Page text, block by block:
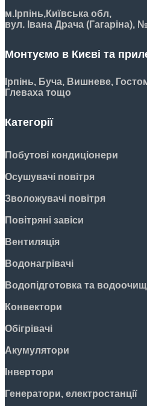
м.Ірпінь,Київська обл,
вул. Івана Драча (Гагаріна),
Монтуємо в Києві та
Ірпінь, Буча, Вишневе,
Глеваха тощо
Категорії
Побутові кондиціонери
Осушувачі повітря
Зволожувачі повітря
Повітряні завіси
Вентиляція
Водонагрівачі
Водопідготовка та
Конвектори
Обігрівачі
Акумулятори
Інвертори
Генератори, електростанції